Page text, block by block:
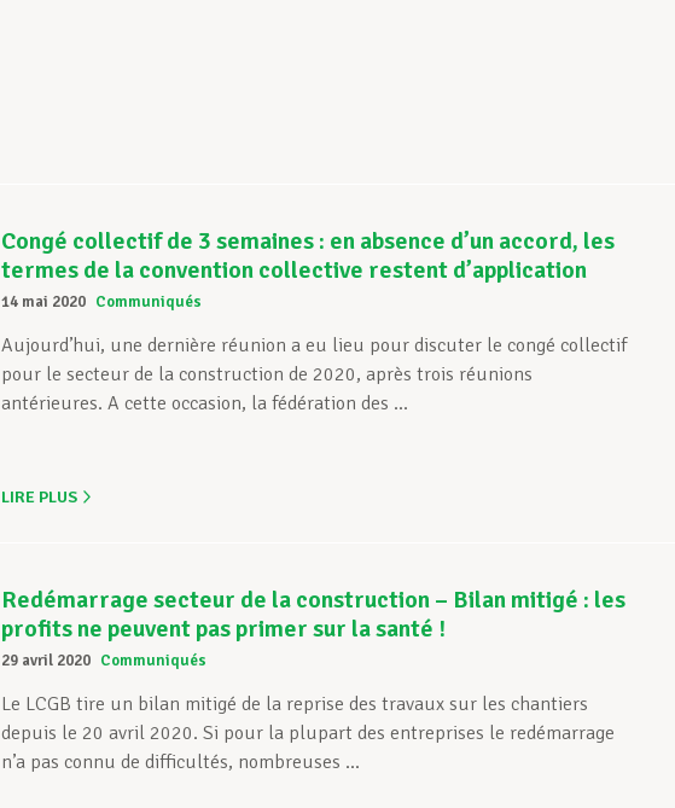
Congé collectif de 3 semaines : en absence d’un accord, les
termes de la convention collective restent d’application
14 mai 2020 Communiqués
Aujourd’hui, une dernière réunion a eu lieu pour discuter le congé collectif
pour le secteur de la construction de 2020, après trois réunions
antérieures. A cette occasion, la fédération des ...
LIRE PLUS
Redémarrage secteur de la construction – Bilan mitigé : les
profits ne peuvent pas primer sur la santé !
29 avril 2020 Communiqués
Le LCGB tire un bilan mitigé de la reprise des travaux sur les chantiers
depuis le 20 avril 2020. Si pour la plupart des entreprises le redémarrage
n’a pas connu de difficultés, nombreuses ...